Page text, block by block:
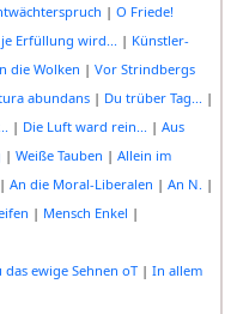
| O Friede!
Erfüllung wird... | Künstler-
die Wolken | Vor Strindbergs
abundans| Du trüber Tag... |
| Die Luft ward rein... | Aus
| Weiße Tauben | Allein im
An die Moral-Liberalen | An N. |
| Mensch Enkel |
das ewige Sehnen oT| In allem